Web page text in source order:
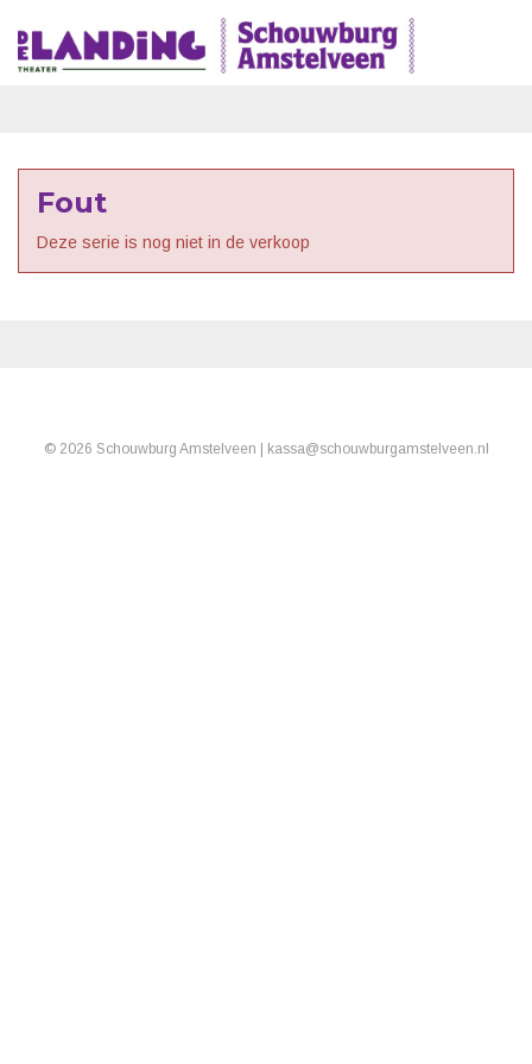
Fout
Deze serie is nog niet in de verkoop
© 2026 Schouwburg Amstelveen | kassa@schouwburgamstelveen.nl